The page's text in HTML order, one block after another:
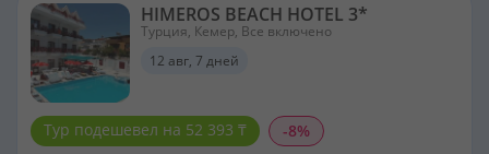
HIMEROS BEACH HOTEL 3*
Турция, Кемер, Все включено
12 авг, 7 дней
Тур подешевел на 52 393 ₸ -8%